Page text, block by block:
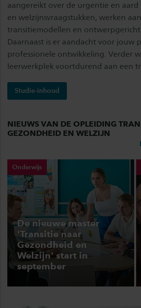
aangereikt over de urgentie en aard
en welzijnsvraagstukken, werken
transitiemodellen en
Daarnaast is er aandacht voor jouw
professionele ontwikkeling. Verder
leerwerkplek voortdurend aan een
Studie-inhoud
NIEUWS VAN DE OPLEIDING
GEZONDHEID EN WELZIJN
Onderwijs
De nieuwe master
'Transitie naar
Gezondheid en
Welzijn' start in
september